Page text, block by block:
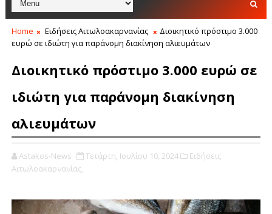
Home Ειδήσεις Αιτωλοακαρνανίας
Διοικητικό πρόστιμο 3.000
ευρώ σε ιδιώτη για παράνομη διακίνηση αλιευμάτων
Διοικητικό πρόστιμο 3.000 ευρώ σε
ιδιώτη για παράνομη διακίνηση
αλιευμάτων
Astakos-News Τετάρτη, Ιουλίου 10, 2024
Ειδήσεις
Αιτωλοακαρνανίας,